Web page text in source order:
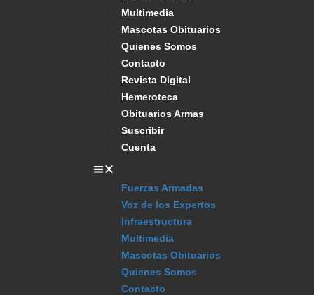
Multimedia
Mascotas Obituarios
Quienes Somos
Contacto
Revista Digital
Hemeroteca
Obituarios Armas
Suscribir
Cuenta
Fuerzas Armadas
Voz de los Expertos
Infraestructura
Multimedia
Mascotas Obituarios
Quienes Somos
Contacto